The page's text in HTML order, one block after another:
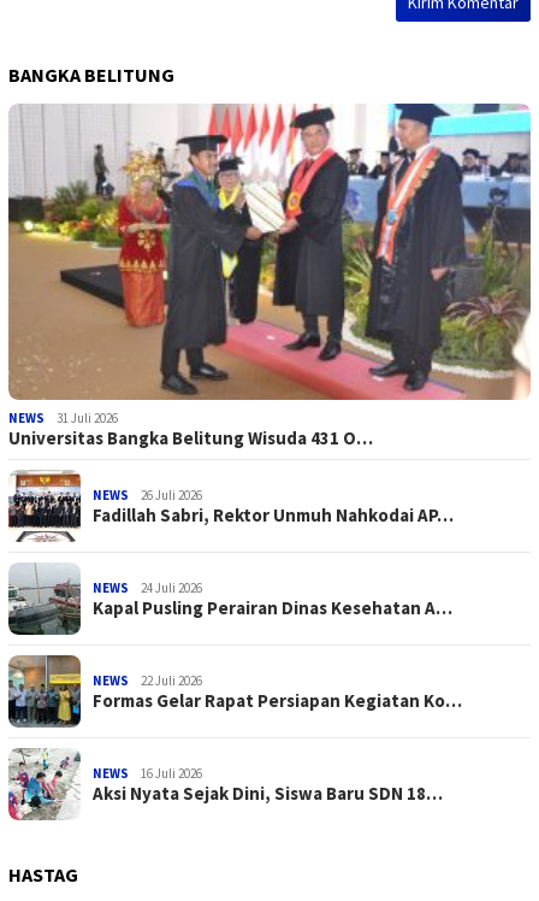
BANGKA BELITUNG
NEWS 31 Juli 2026
Universitas Bangka Belitung Wisuda 431 O…
NEWS 26 Juli 2026
Fadillah Sabri, Rektor Unmuh Nahkodai AP…
NEWS 24 Juli 2026
Kapal Pusling Perairan Dinas Kesehatan A…
NEWS 22 Juli 2026
Formas Gelar Rapat Persiapan Kegiatan Ko…
NEWS 16 Juli 2026
Aksi Nyata Sejak Dini, Siswa Baru SDN 18…
HASTAG